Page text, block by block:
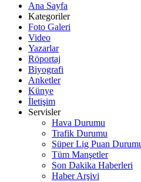
Ana Sayfa
Kategoriler
Foto Galeri
Video
Yazarlar
Röportaj
Biyografi
Anketler
Künye
İletişim
Servisler
Hava Durumu
Trafik Durumu
Süper Lig Puan
Tüm Manşetler
Son Dakika Haberleri
Haber Arşivi